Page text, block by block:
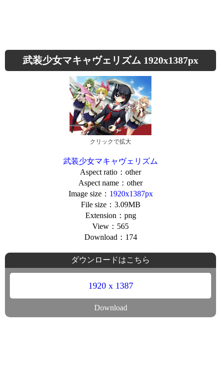
武装少女マキャヴェリズム 1920x1387px
クリックで拡大
武装少女マキャヴェリズム
Aspect ratio：other
Aspect name：other
Image size： 1920x1387px
File size：3.09MB
Extension：png
View：565
Download：174
ダウンロードはこちら
1920 x 1387
Download